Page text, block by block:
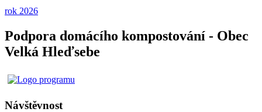
rok 2026
Podpora domácího kompostování - Obec
Velká Hleďsebe
Návštěvnost